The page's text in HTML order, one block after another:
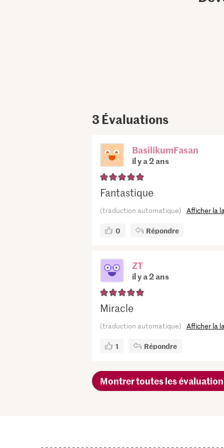
3 Évaluations
BasilikumFasan
il y a 2 ans
Fantastique
(traduction automatique) Afficher la
0 Répondre
ZT
il y a 2 ans
Miracle
(traduction automatique) Afficher la
1 Répondre
Montrer toutes les